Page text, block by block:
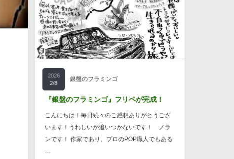
2026
2/8
銀盤のフラミンゴ
『銀盤のフラミンゴ』フリペが完成！
こんにちは！毎日続々のご感想ありがとうござ
います！うれしいが追いつかないです！ ノラ
ンです！ 作家であり、プロのPOP職人でもある
…